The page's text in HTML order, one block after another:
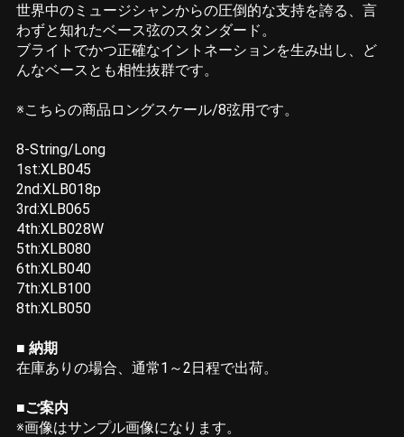
世界中のミュージシャンからの圧倒的な支持を誇る、言
わずと知れたベース弦のスタンダード。
ブライトでかつ正確なイントネーションを生み出し、ど
んなベースとも相性抜群です。
※こちらの商品ロングスケール/8弦用です。
8-String/Long
1st:XLB045
2nd:XLB018p
3rd:XLB065
4th:XLB028W
5th:XLB080
6th:XLB040
7th:XLB100
8th:XLB050
■ 納期
在庫ありの場合、通常1～2日程で出荷。
■ご案内
※画像はサンプル画像になります。